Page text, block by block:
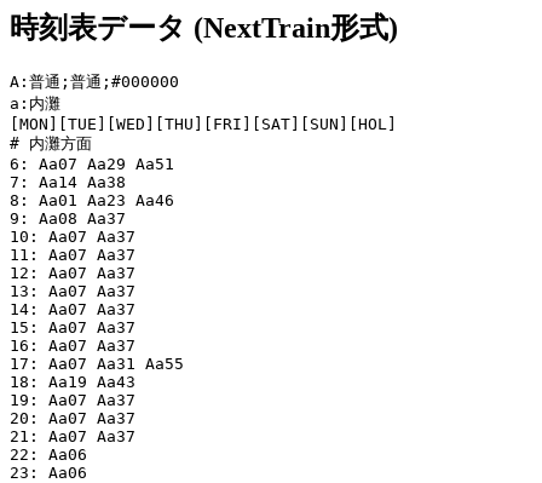
時刻表データ (NextTrain形式)
A:普通;普通;#000000
a:内灘
[MON][TUE][WED][THU][FRI][SAT][SUN][HOL]
# 内灘方面
6: Aa07 Aa29 Aa51
7: Aa14 Aa38
8: Aa01 Aa23 Aa46
9: Aa08 Aa37
10: Aa07 Aa37
11: Aa07 Aa37
12: Aa07 Aa37
13: Aa07 Aa37
14: Aa07 Aa37
15: Aa07 Aa37
16: Aa07 Aa37
17: Aa07 Aa31 Aa55
18: Aa19 Aa43
19: Aa07 Aa37
20: Aa07 Aa37
21: Aa07 Aa37
22: Aa06
23: Aa06